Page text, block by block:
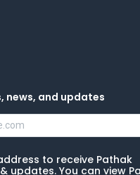
news, and updates
to receive Pathak
updates. You can view